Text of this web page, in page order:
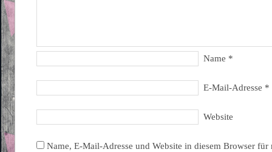
Name *
E-Mail-Adresse *
Website
Name, E-Mail-Adresse und Website in diesem Browser